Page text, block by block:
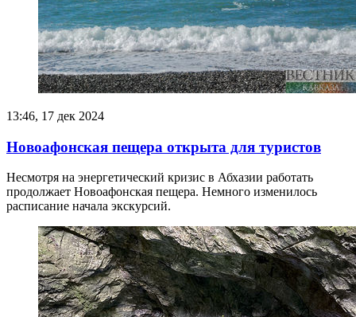
13:46, 17 дек 2024
Новоафонская пещера открыта для туристов
Несмотря на энергетический кризис в Абхазии работать
продолжает Новоафонская пещера. Немного изменилось
расписание начала экскурсий.